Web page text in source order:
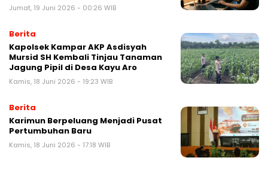
Jumat, 19 Juni 2026 - 00:26 WIB
Berita
Kapolsek Kampar AKP Asdisyah
Mursid SH Kembali Tinjau Tanaman
Jagung Pipil di Desa Kayu Aro
Kamis, 18 Juni 2026 - 19:23 WIB
Berita
Karimun Berpeluang Menjadi Pusat
Pertumbuhan Baru
Kamis, 18 Juni 2026 - 17:18 WIB